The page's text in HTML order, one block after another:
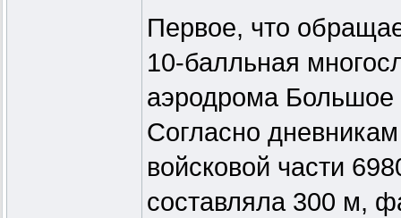
Первое, что
10-балльная
аэродрома Большое
Согласно
войсковой части
составляла 300 м,